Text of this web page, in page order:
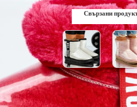
Свързани
Размер на обувки: